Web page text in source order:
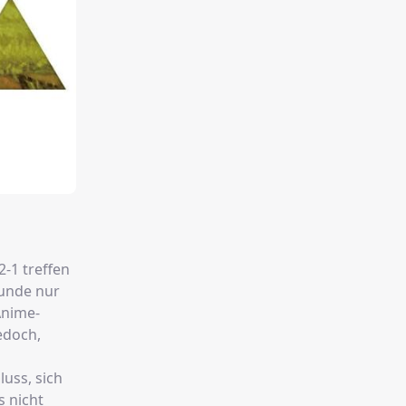
1 treffen
nur
sich
nicht